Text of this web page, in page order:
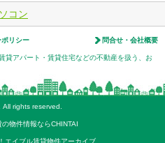
コン
ポリシー 問合せ・会社概要
貸アパート・賃貸住宅などの不動産を扱う、お
rights reserved.
物件情報ならCHINTAI
エイブル賃貸物件アーカイブ